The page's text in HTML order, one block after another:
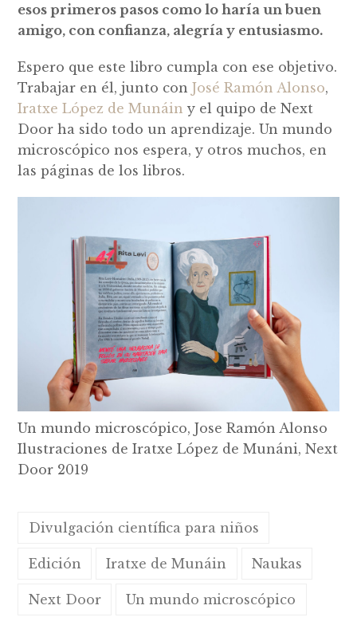
esos primeros pasos como lo haría un buen
amigo, con confianza, alegría y entusiasmo.
Espero que este libro cumpla con ese objetivo.
Trabajar en él, junto conJosé Ramón Alonso,
Iratxe López de Munáin y el quipo de Next
Door ha sido todo un aprendizaje. Un mundo
microscópico nos espera, y otros muchos, en
las páginas de los libros.
Un mundo microscópico, Jose Ramón Alonso
Ilustraciones de Iratxe López de Munáni, Next
Door 2019
Divulgación científica para niños
Edición Iratxe de Munáin Naukas
Next Door Un mundo microscópico